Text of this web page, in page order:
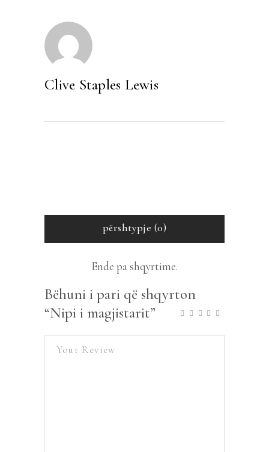
Clive Staples Lewis
përshtypje (0)
Ende pa shqyrtime.
Bëhuni i pari që shqyrton
“Nipi i magjistarit”